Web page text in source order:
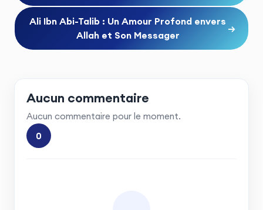
Ali Ibn Abi-Talib : Un Amour Profond envers
Allah et Son Messager
→
Aucun commentaire
Aucun commentaire pour le moment.
0